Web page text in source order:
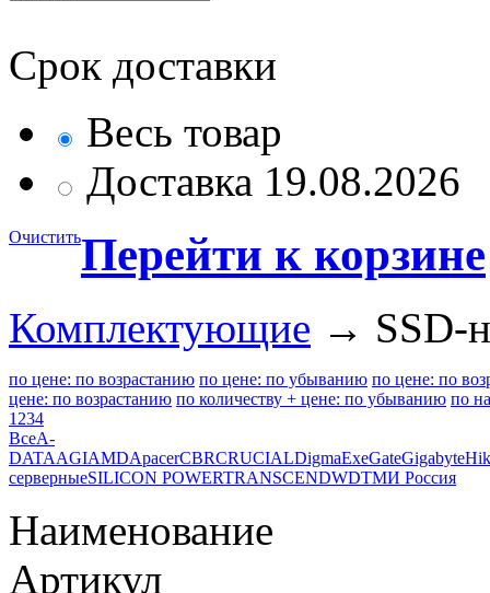
Срок доставки
Весь товар
Доставка 19.08.2026
ОчиститьПерейти к корзине
Комплектующие → SSD-
по цене: по возрастанию по цене: по убыванию по цене: по
цене: по возрастанию по количеству + цене: по убыванию по
1 234
ВсеA-
DATAAGIAMDApacerCBRCRUCIALDigmaExeGateGigabyte
серверныеSILICON POWERTRANSCENDWDТМИ Россия
Наименование
Артикул